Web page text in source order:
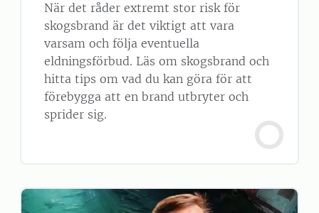
När det råder extremt stor risk för
skogsbrand är det viktigt att vara
varsam och följa eventuella
eldningsförbud. Läs om skogsbrand och
hitta tips om vad du kan göra för att
förebygga att en brand utbryter och
sprider sig.